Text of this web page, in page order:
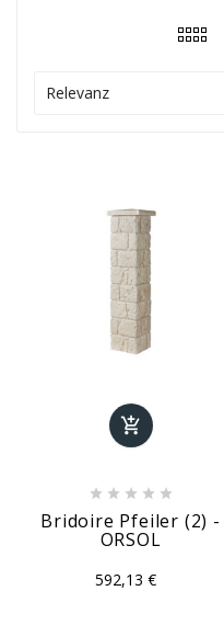
Relevanz

    
Bridoire Pfeiler (2) -
ORSOL
592,13 €